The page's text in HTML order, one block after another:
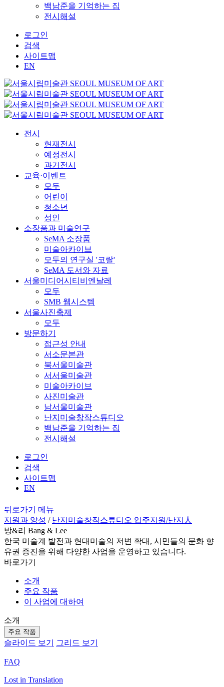
백남준을 기억하는 집
전시해설
로그인
검색
사이트맵
EN
전시
현재전시
예정전시
과거전시
교육·이벤트
모두
어린이
청소년
성인
소장품과 미술연구
SeMA 소장품
미술아카이브
모두의 연구실 '코랄'
SeMA 도서와 자료
서울미디어시티비엔날레
모두
SMB 웹시스템
서울사진축제
모두
방문하기
접근성 안내
서소문본관
북서울미술관
서서울미술관
미술아카이브
사진미술관
남서울미술관
난지미술창작스튜디오
백남준을 기억하는 집
전시해설
로그인
검색
사이트맵
EN
뒤로가기
메뉴
지원과 양성 / 난지미술창작스튜디오 입주지원/난지人
방&리 Bang & Lee
한국 미술계 발전과 현대미술의 저변 확대, 시민들의 문화 향
유권 증진을 위해 다양한 사업을 운영하고 있습니다.
바로가기
소개
주요 작품
이 사업에 대하여
소개
주요 작품
슬라이드 보기 그리드 보기
FAQ
Lost in Translation